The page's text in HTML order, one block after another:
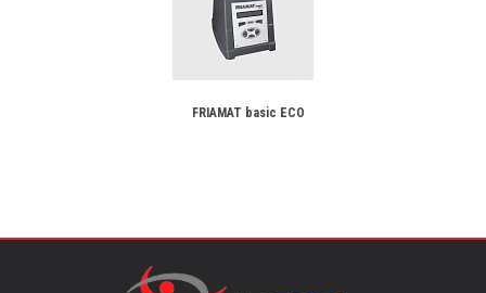
FRIAMAT basic ECO